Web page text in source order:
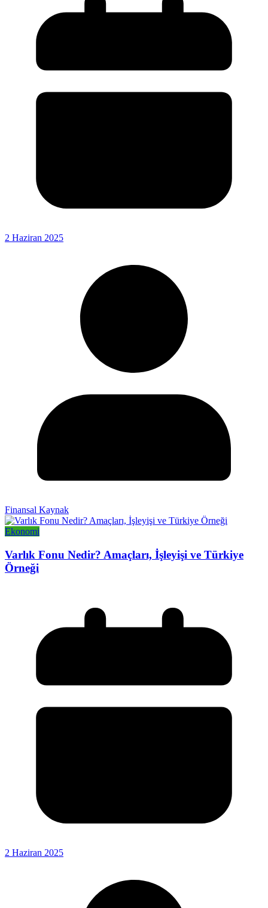
2 Haziran 2025
Finansal Kaynak
Ekonomi
Varlık Fonu Nedir? Amaçları, İşleyişi ve Türkiye
Örneği
2 Haziran 2025